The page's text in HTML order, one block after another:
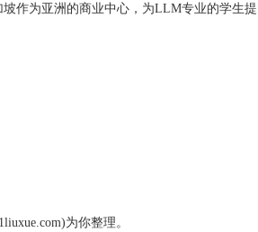
作为亚洲的商业中心，为LLM专业的学生提
为你整理。